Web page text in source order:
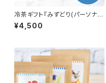
冷茶ギフト『みずどり(パーソナ
ル)』／一人暮らしの友達や日々
を頑張る大切な人へのプレゼン
¥4,500